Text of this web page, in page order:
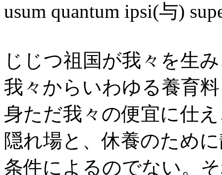
usum quantum ipsi(与)
じじつ祖国が我々を生
我々からいわゆる養育
身ただ我々の便宜に仕
隠れ場と、休養のため
条件によるのでない。